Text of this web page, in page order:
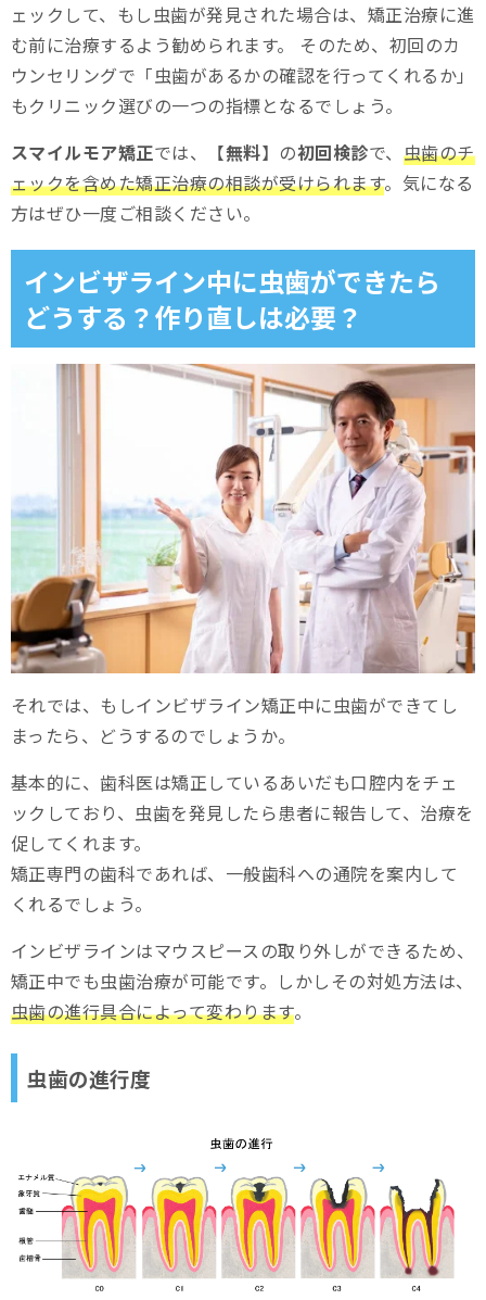
ェックして、もし虫歯が発見された場合は、矯正治療に進
む前に治療するよう勧められます。 そのため、初回のカ
ウンセリングで「虫歯があるかの確認を行ってくれるか」
もクリニック選びの一つの指標となるでしょう。
スマイルモア矯正では、【無料】の初回検診で、 虫歯のチ
ェックを含めた矯正治療の相談が受けられます。気になる
方はぜひ一度ご相談ください。
インビザライン中に虫歯ができたら
どうする？作り直しは必要？
それでは、もしインビザライン矯正中に虫歯ができてし
まったら、どうするのでしょうか。
基本的に、歯科医は矯正しているあいだも口腔内をチェ
ックしており、虫歯を発見したら患者に報告して、治療を
促してくれます。
矯正専門の歯科であれば、一般歯科への通院を案内して
くれるでしょう。
インビザラインはマウスピースの取り外しができるため、
矯正中でも虫歯治療が可能です。しかしその対処方法は、
虫歯の進行具合によって変わります。
虫歯の進行度